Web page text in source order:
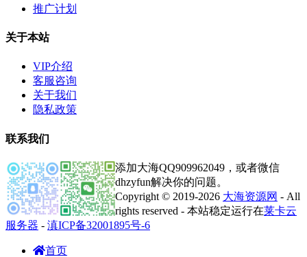
推广计划
关于本站
VIP介绍
客服咨询
关于我们
隐私政策
联系我们
添加大海QQ909962049，或者微信
dhzyfun解决你的问题。
Copyright © 2019-2026 大海资源网 - All
rights reserved - 本站稳定运行在莱卡云
服务器 - 滇ICP备32001895号-6
首页